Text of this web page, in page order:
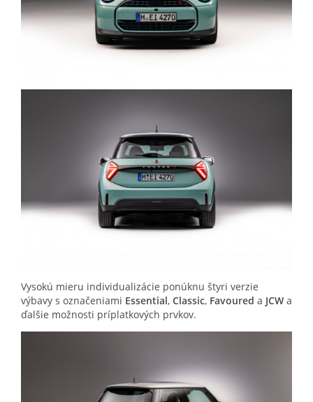
Vysokú mieru individualizácie ponúknu štyri verzie
výbavy s označeniami Essential, Classic, Favoured a JCW a
ďalšie možnosti príplatkových prvkov.